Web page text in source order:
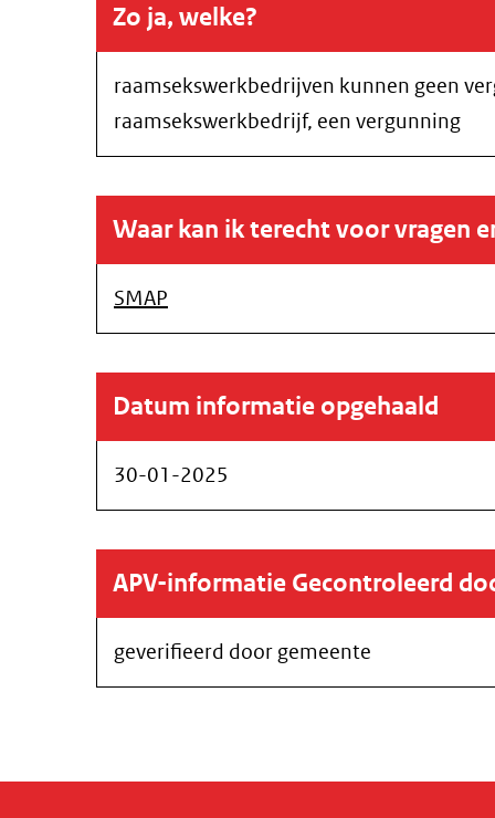
Zo ja, welke?
raamsekswerkbedrijven kunnen geen
raamsekswerkbedrijf, een vergunning
Waar kan ik terecht voor vragen
SMAP
Datum informatie opgehaald
30-01-2025
APV-informatie Gecontroleerd
geverifieerd door gemeente